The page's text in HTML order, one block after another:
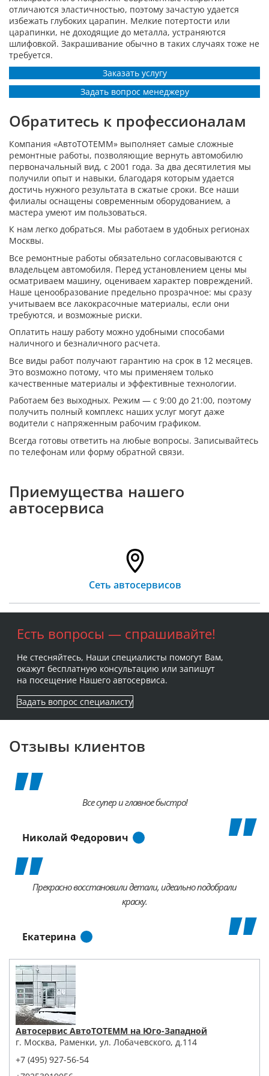
отличаются эластичностью, поэтому зачастую удается
избежать глубоких царапин. Мелкие потертости или
царапинки, не доходящие до металла, устраняются
шлифовкой. Закрашивание обычно в таких случаях тоже не
требуется.
Заказать услугу
Задать вопрос менеджеру
Обратитесь к профессионалам
Компания «АвтоТОТЕММ» выполняет самые сложные
ремонтные работы, позволяющие вернуть автомобилю
первоначальный вид, с 2001 года. За два десятилетия мы
получили опыт и навыки, благодаря которым удается
достичь нужного результата в сжатые сроки. Все наши
филиалы оснащены современным оборудованием, а
мастера умеют им пользоваться.
К нам легко добраться. Мы работаем в удобных регионах
Москвы.
Все ремонтные работы обязательно согласовываются с
владельцем автомобиля. Перед установлением цены мы
осматриваем машину, оцениваем характер повреждений.
Наше ценообразование предельно прозрачное: мы сразу
учитываем все лакокрасочные материалы, если они
требуются, и возможные риски.
Оплатить нашу работу можно удобными способами
наличного и безналичного расчета.
Все виды работ получают гарантию на срок в 12 месяцев.
Это возможно потому, что мы применяем только
качественные материалы и эффективные технологии.
Работаем без выходных. Режим — с 9:00 до 21:00, поэтому
получить полный комплекс наших услуг могут даже
водители с напряженным рабочим графиком.
Всегда готовы ответить на любые вопросы. Записывайтесь
по телефонам или форму обратной связи.
Приемущества нашего
автосервиса
Сеть автосервисов
Есть вопросы — спрашивайте!
Не стесняйтесь, Наши специалисты помогут Вам,
окажут бесплатную консультацию или запишут
на посещение Нашего автосервиса.
Задать вопрос специалисту
Отзывы клиентов
Все супер и главное быстро!
Николай Федорович
Прекрасно восстановили детали, идеально подобрали
краску.
Екатерина
Автосервис АвтоТОТЕММ на Юго-Западной
г. Москва, Раменки, ул. Лобачевского, д.114
+7 (495) 927-56-54